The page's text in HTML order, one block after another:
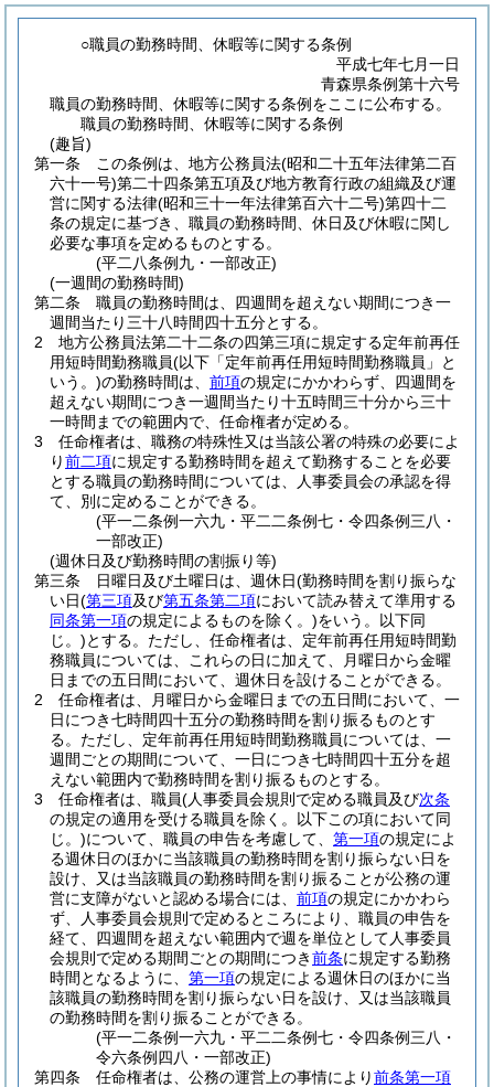
○職員の勤務時間、休暇等に関する条例
平成七年七月一日
青森県条例第十六号
職員の勤務時間、休暇等に関する条例をここに公布する。
職員の勤務時間、休暇等に関する条例
(趣旨)
第一条
この条例は、地方公務員法(昭和二十五年法律第二百
六十一号)第二十四条第五項及び地方教育行政の組織及び運
営に関する法律(昭和三十一年法律第百六十二号)第四十二
条の規定に基づき、職員の勤務時間、休日及び休暇に関し
必要な事項を定めるものとする。
(平二八条例九・一部改正)
(一週間の勤務時間)
第二条
職員の勤務時間は、四週間を超えない期間につき一
週間当たり三十八時間四十五分とする。
2
地方公務員法第二十二条の四第三項に規定する定年前再任
用短時間勤務職員(以下「定年前再任用短時間勤務職員」と
いう。)の勤務時間は、 前項の規定にかかわらず、四週間を
超えない期間につき一週間当たり十五時間三十分から三十
一時間までの範囲内で、任命権者が定める。
3
任命権者は、職務の特殊性又は当該公署の特殊の必要によ
り前二項に規定する勤務時間を超えて勤務することを必要
とする職員の勤務時間については、人事委員会の承認を得
て、別に定めることができる。
(平一二条例一六九・平二二条例七・令四条例三八・
一部改正)
(週休日及び勤務時間の割振り等)
第三条
日曜日及び土曜日は、週休日(勤務時間を割り振らな
い日(第三項及び第五条第二項において読み替えて準用する
同条第一項の規定によるものを除く。)をいう。以下同
じ。)とする。 ただし、任命権者は、定年前再任用短時間勤
務職員については、これらの日に加えて、月曜日から金曜
日までの五日間において、週休日を設けることができる。
2
任命権者は、月曜日から金曜日までの五日間において、一
日につき七時間四十五分の勤務時間を割り振るものとす
る。 ただし、定年前再任用短時間勤務職員については、一
週間ごとの期間について、一日につき七時間四十五分を超
えない範囲内で勤務時間を割り振るものとする。
3
任命権者は、職員(人事委員会規則で定める職員及び次条
の規定の適用を受ける職員を除く。以下この項において同
じ。)について、職員の申告を考慮して、 第一項の規定によ
る週休日のほかに当該職員の勤務時間を割り振らない日を
設け、又は当該職員の勤務時間を割り振ることが公務の運
営に支障がないと認める場合には、 前項の規定にかかわら
ず、人事委員会規則で定めるところにより、職員の申告を
経て、四週間を超えない範囲内で週を単位として人事委員
会規則で定める期間ごとの期間につき前条に規定する勤務
時間となるように、 第一項の規定による週休日のほかに当
該職員の勤務時間を割り振らない日を設け、又は当該職員
の勤務時間を割り振ることができる。
(平一二条例一六九・平二二条例七・令四条例三八・
令六条例四八・一部改正)
第四条
任命権者は、公務の運営上の事情により前条第一項